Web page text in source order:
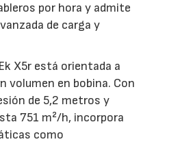
por hora y admite
de carga y
X5r está orientada a
volumen en bobina. Con
de 5,2 metros y
751 m²/h, incorpora
como